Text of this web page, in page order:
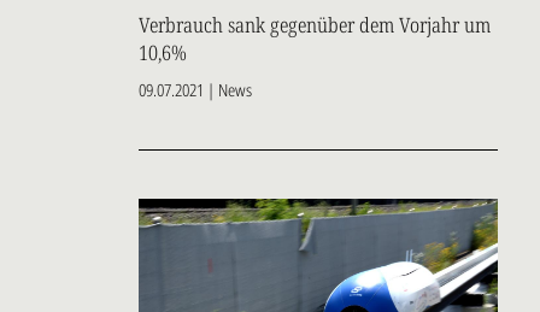
Verbrauch sank gegenüber dem Vorjahr um
10,6%
09.07.2021 | News